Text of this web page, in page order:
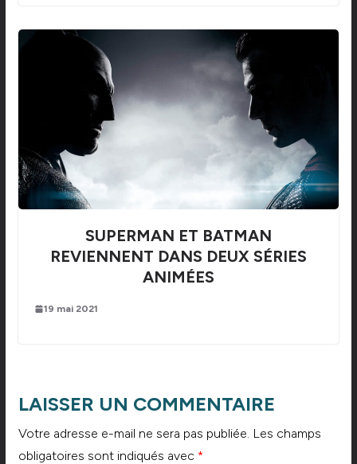
SUPERMAN ET BATMAN
REVIENNENT DANS DEUX SÉRIES
ANIMÉES
19 mai 2021
LAISSER UN COMMENTAIRE
Votre adresse e-mail ne sera pas publiée. Les champs
obligatoires sont indiqués avec *